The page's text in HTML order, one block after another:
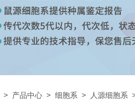
> 产品中心 > 细胞系 > 人源细胞系